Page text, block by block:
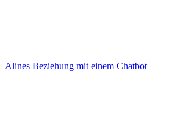
Alines Beziehung mit einem Chatbot